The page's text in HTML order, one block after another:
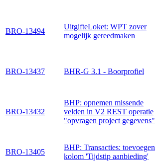
BRO-13494
UitgifteLoket: WPT zover
mogelijk gereedmaken
BRO-13437 BHR-G 3.1 - Boorprofiel
BRO-13432
BHP: opnemen missende
velden in V2 REST operatie
"opvragen project gegevens"
BRO-13405
BHP: Transacties: toevoegen
kolom 'Tijdstip aanbieding'